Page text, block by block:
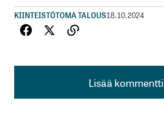
KIINTEISTÖTOMA TALOUS18.10.2024
Lisää kommentti
Lisää kommentti